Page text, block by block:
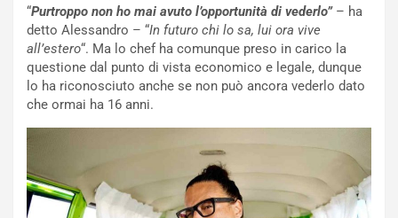
“Purtroppo non ho mai avuto l’opportunità di vederlo”– ha
detto Alessandro – “In futuro chi lo sa, lui ora vive
all’estero“. Ma lo chef ha comunque preso in carico la
questione dal punto di vista economico e legale, dunque
lo ha riconosciuto anche se non può ancora vederlo dato
che ormai ha 16 anni.